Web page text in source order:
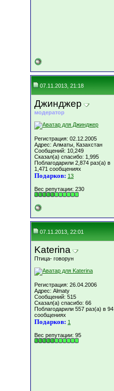
07.11.2013, 21:18
Джинджер
модератор
Регистрация: 02.12.2005
Адрес: Алматы, Казахстан
Сообщений: 10,249
Сказал(а) спасибо: 1,995
Поблагодарили 2,874 раз(а) в
1,471 сообщениях
Подарков: 13
Вес репутации: 230
07.11.2013, 22:01
Katerina
Птица- говорун
Регистрация: 26.04.2006
Адрес: Almaty
Сообщений: 515
Сказал(а) спасибо: 66
Поблагодарили 557 раз(а) в 94
сообщениях
Подарков: 1
Вес репутации: 95